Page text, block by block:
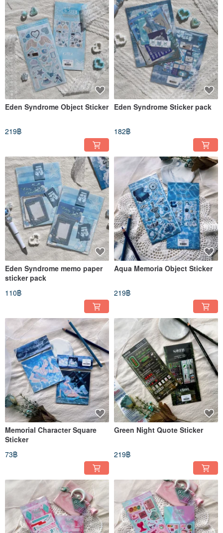
Eden Syndrome Object Sticker
219฿
Eden Syndrome Sticker pack
182฿
Eden Syndrome memo paper
sticker pack
110฿
Aqua Memoria Object Sticker
219฿
Memorial Character Square
Sticker
73฿
Green Night Quote Sticker
219฿